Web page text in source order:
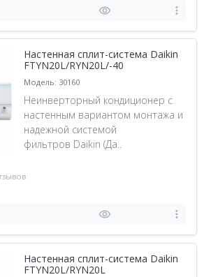
Настенная сплит-система Daikin
FTYN20L/RYN20L/-40
Модель: 30160
Неинверторный кондиционер с
настенным вариантом монтажа и
надежной системой
фильтров Daikin (Да..
Настенная сплит-система Daikin
FTYN20L/RYN20L